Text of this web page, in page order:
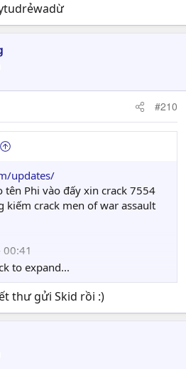
#210
updates/
Phi vào đấy xin crack 7554
kiếm crack men of war assault
nhục mặt
to expand...
thư gửi Skid rồi :)